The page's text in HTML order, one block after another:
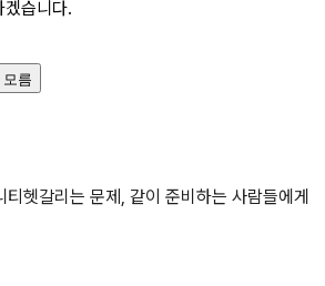
습니다.
모름
티헷갈리는 문제, 같이 준비하는 사람들에게